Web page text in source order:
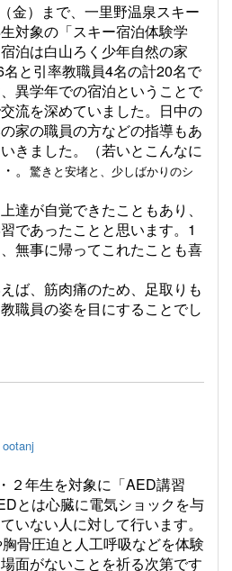
金）まで、一里野温泉スキー
対象の「スキー宿泊体験学
泊は白山ろく少年自然の家
と引率教職員4名の計20名で
異学年での宿泊ということで
流を深めていました。日中の
家の職員の方などの指導もあ
きました。（若いとこんなに
。 驚きと安堵と、少しばかりのシ
達が自覚できたこともあり、
であったことと思います。1
無事に帰ってこれたことも喜
ば、筋肉痛のため、足取りも
職員の姿を目にすることでし
ootanj
２年生を対象に「AED講習
とは心臓に電気ショックを与
いない人に対して行います。
骨圧迫と人工呼吸などを体験
面がないことを祈る次第です